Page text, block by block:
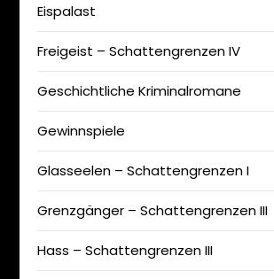
Eispalast
Freigeist – Schattengrenzen IV
Geschichtliche Kriminalromane
Gewinnspiele
Glasseelen – Schattengrenzen I
Grenzgänger – Schattengrenzen III
Hass – Schattengrenzen III